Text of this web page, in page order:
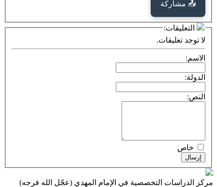
التخصصية في الإمام المهدي (عجّل الله فرجه)